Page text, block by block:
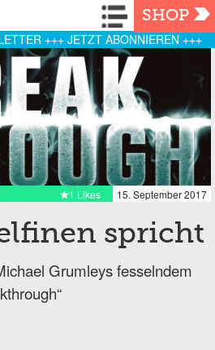
Navigation
SHOP
+++ JETZT ABONNIEREN +++
15. September 2017
1 Likes
spricht
Grumleys fesselndem